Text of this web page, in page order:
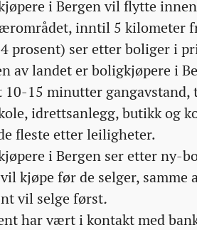
i Bergen vil flytte
inntil 5 kilometer
prosent) ser etter boliger i
av landet er boligkjøpere i
10-15 minutter
idrettsanlegg, butikk og
fleste etter leiligheter.
i Bergen ser etter ny-
kjøpe før de selger,
vil selge først.
har vært i kontakt med